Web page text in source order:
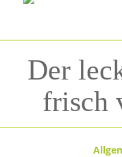
Der
frisch